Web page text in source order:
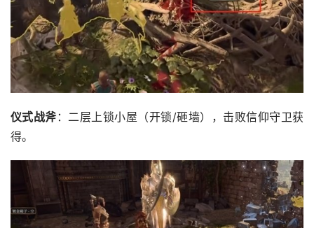
仪式战斧：二层上锁小屋（开锁/砸墙），击败信仰守卫获
得。